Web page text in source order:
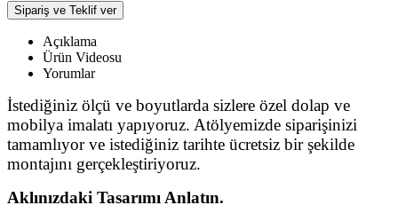
Sipariş ve Teklif ver
Açıklama
Ürün Videosu
Yorumlar
İstediğiniz ölçü ve boyutlarda sizlere özel dolap ve
mobilya imalatı yapıyoruz. Atölyemizde siparişinizi
tamamlıyor ve istediğiniz tarihte ücretsiz bir şekilde
montajını gerçekleştiriyoruz.
Aklınızdaki Tasarımı Anlatın.